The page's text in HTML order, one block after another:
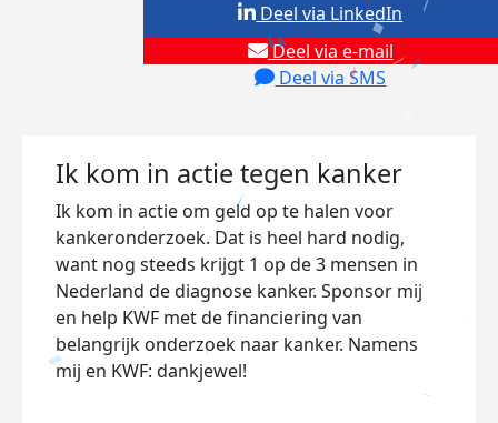
Deel via e-mail
Deel via SMS
Deel via LinkedIn
Ik kom in actie tegen kanker
Ik kom in actie om geld op te halen voor
kankeronderzoek. Dat is heel hard nodig,
want nog steeds krijgt 1 op de 3 mensen in
Nederland de diagnose kanker. Sponsor mij
en help KWF met de financiering van
belangrijk onderzoek naar kanker. Namens
mij en KWF: dankjewel!